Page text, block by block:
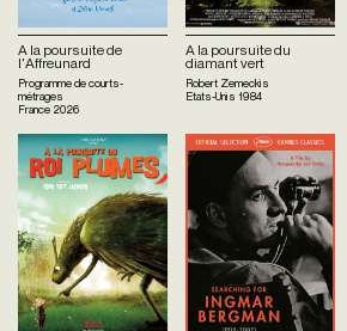
A la poursuite de
l'Affreunard
Programme de courts-
métrages
France 2026
A la poursuite du
diamant vert
Robert Zemeckis
Etats-Unis 1984